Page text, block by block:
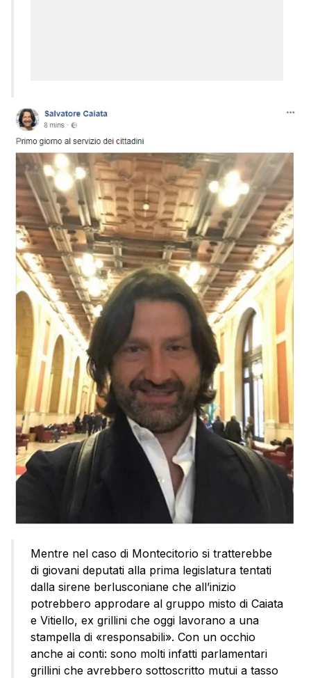
Mentre nel caso di Montecitorio si tratterebbe
di giovani deputati alla prima legislatura tentati
dalla sirene berlusconiane che all’inizio
potrebbero approdare al gruppo misto di Caiata
e Vitiello, ex grillini che oggi lavorano a una
stampella di «responsabili». Con un occhio
anche ai conti: sono molti infatti parlamentari
grillini che avrebbero sottoscritto mutui a tasso